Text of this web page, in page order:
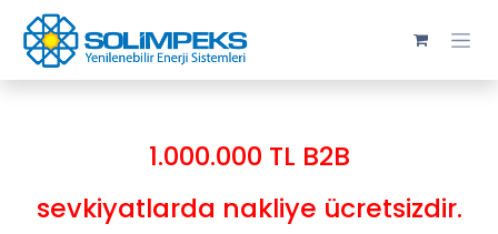
Skip to Content
1.000.000 TL B2B
sevkiyatlarda nakliye ücretsizdir.